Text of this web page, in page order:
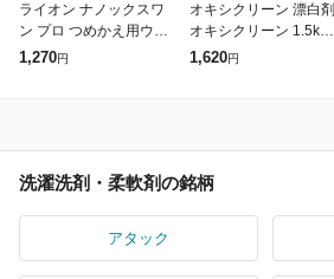
ライオン ナノックスワ
ン プロ つめかえ用ウル
トラジャンボ 1400g 返
1,270円
オキシクリーン 漂白剤
オキシクリーン 1.5kg
新生活 酸素系漂白剤 粉
1,620円
洗濯洗剤・柔軟剤の銘柄
アタック